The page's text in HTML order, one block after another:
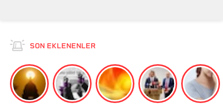
SON EKLENENLER